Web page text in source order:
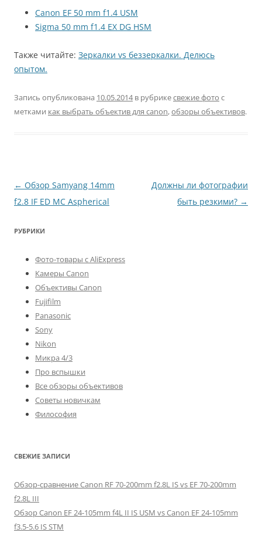
Canon EF 50 mm f1.4 USM
Sigma 50 mm f1.4 EX DG HSM
Также читайте: Зеркалки vs беззеркалки. Делюсь
опытом.
Запись опубликована 10.05.2014в рубрикесвежие фото с
метками как выбрать объектив для canon,обзоры объективов.
Навигация
по
← Обзор Samyang 14mm
f2.8 IF ED MC Aspherical
Должны ли фотографии
быть резкими? →
РУБРИКИ
Фото-товары с AliExpress
Камеры Canon
Объективы Canon
Fujifilm
Panasonic
Sony
Nikon
Микра 4/3
Про вспышки
Все обзоры объективов
Советы новичкам
Философия
СВЕЖИЕ ЗАПИСИ
Обзор-сравнение Canon RF 70-200mm f2.8L IS vs EF 70-200mm
f2.8L III
Обзор Canon EF 24-105mm f4L II IS USM vs Canon EF 24-105mm
f3.5-5.6 IS STM